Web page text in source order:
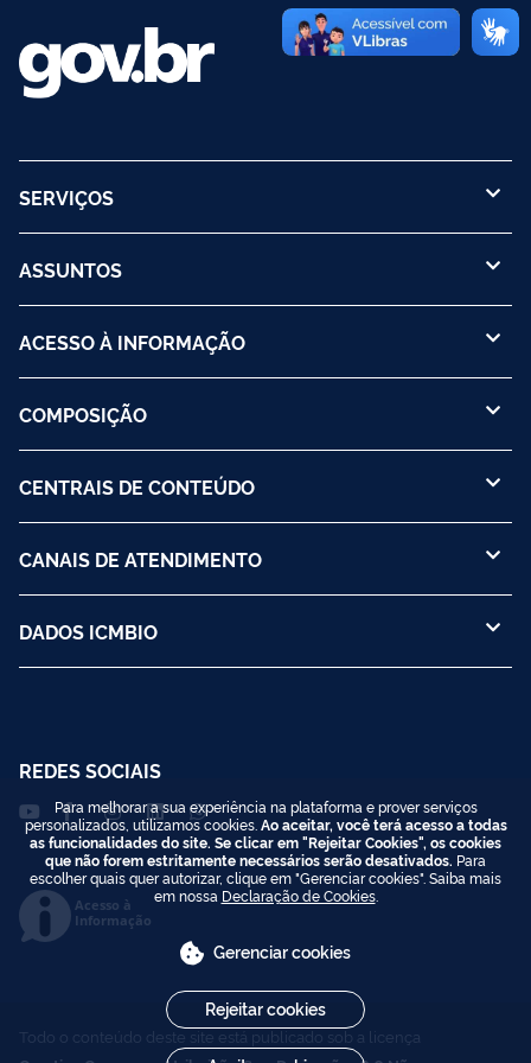
SERVIÇOS
ASSUNTOS
ACESSO À INFORMAÇÃO
COMPOSIÇÃO
CENTRAIS DE CONTEÚDO
CANAIS DE ATENDIMENTO
DADOS ICMBIO
REDES SOCIAIS
Acesso à
Informação
Todo o conteúdo deste site está publicado sob a licença
Para melhorar a sua experiência na plataforma e prover serviços
personalizados, utilizamos cookies. Ao aceitar, você terá acesso a todas
as funcionalidades do site. Se clicar em "Rejeitar Cookies", os cookies
que não forem estritamente necessários serão desativados. Para
escolher quais quer autorizar, clique em "Gerenciar cookies". Saiba mais
em nossa Declaração de Cookies.
Gerenciar cookies
Rejeitar cookies